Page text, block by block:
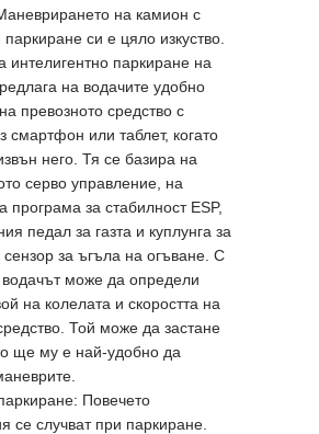
на камион с
си е цяло изкуство.
интелигентно паркиране на
на водачите удобно
превозното средство с
смартфон или таблет, когато
него. Тя се базира на
серво управление, на
програма за стабилност ESP,
педал за газта и куплунга за
за ъгъла на огъване. С
може да определи
на колелата и скоростта на
Той може да застане
ще му е най-удобно да
Повечето
се случват при паркиране.